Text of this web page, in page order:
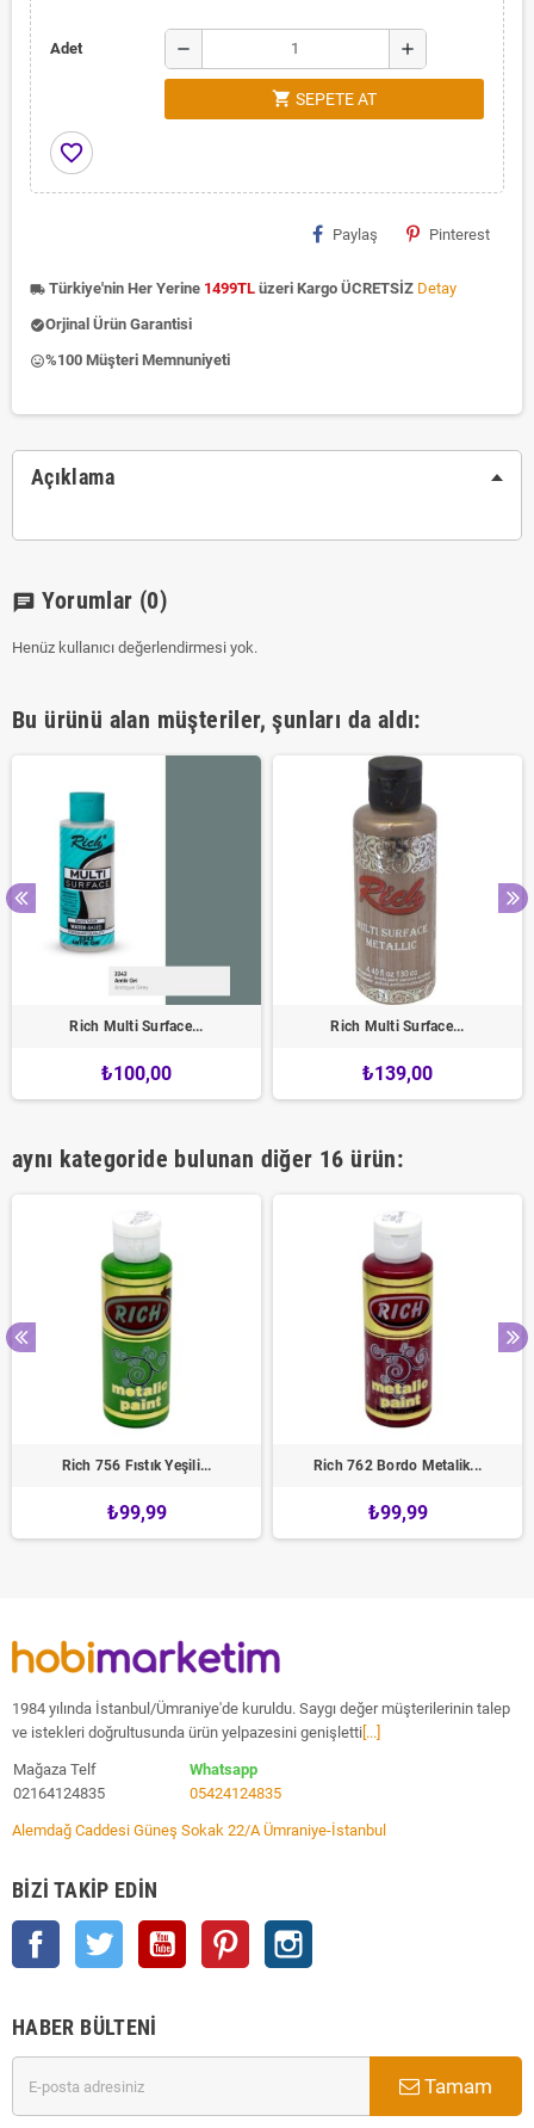
Adet remove add
shopping_cart SEPETE AT
favorite_border
Paylaş Pinterest
local_shipping Türkiye'nin Her Yerine 1499TL üzeri Kargo ÜCRETSİZ Detay
check_circleOrjinal Ürün Garantisi
insert_emoticon%100 Müşteri Memnuniyeti
Açıklama
chat Yorumlar (0)
Henüz kullanıcı değerlendirmesi yok.
Bu ürünü alan müşteriler, şunları da aldı:
Rich Multi Surface...
₺100,00
Rich Multi Surface...
₺139,00
aynı kategoride bulunan diğer 16 ürün:
Rich 756 Fıstık Yeşili...
₺99,99
Rich 762 Bordo Metalik...
₺99,99
1984 yılında İstanbul/Ümraniye'de kuruldu. Saygı değer müşterilerinin talep
ve istekleri doğrultusunda ürün yelpazesini genişletti [...]
Mağaza Telf
02164124835
Whatsapp
05424124835
Alemdağ Caddesi Güneş Sokak 22/A Ümraniye-İstanbul
BIZI TAKIP EDIN
Facebook Twitter YouTube Pinterest
HABER BÜLTENI
Tamam